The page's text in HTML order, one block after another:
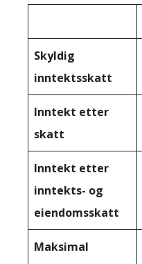
Skyldig
inntektsskatt
Inntekt etter
skatt
Inntekt etter
inntekts- og
eiendomsskatt
Maksimal